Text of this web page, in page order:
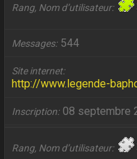
Rang, Nom d’utilisateur
Messages 544
Site internet
http://www.legende-
Inscription 08 septembre
Rang, Nom d’utilisateur